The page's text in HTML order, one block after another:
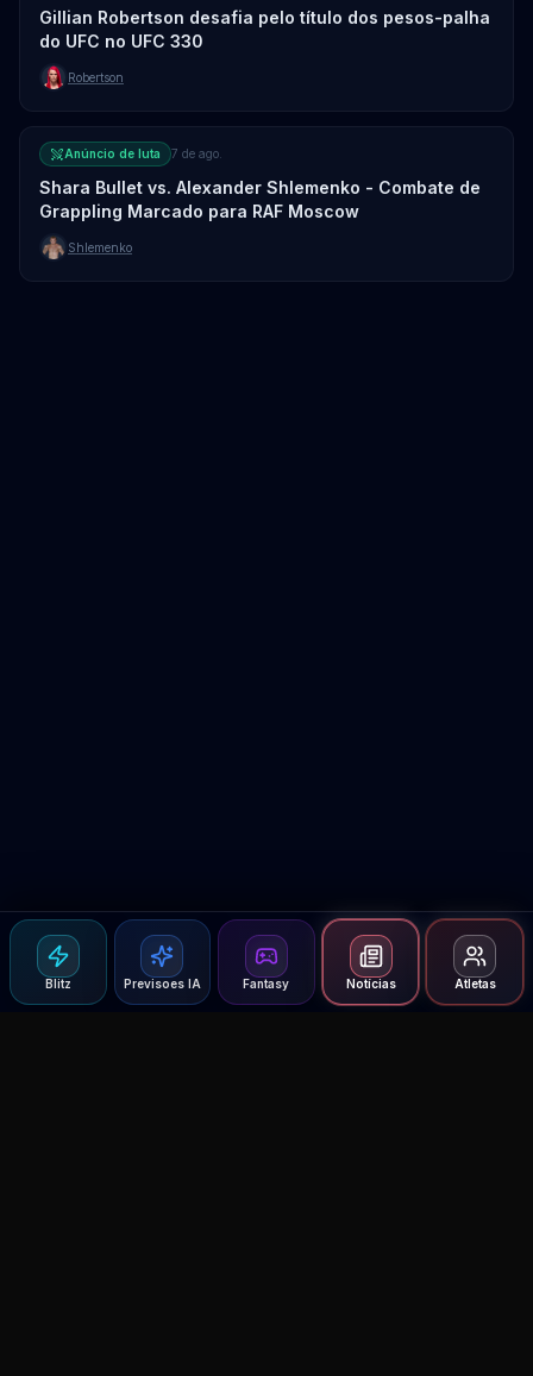
Blitz Previsoes IA Fantasy Notícias Atletas
Gillian Robertson desafia pelo título dos pesos-palha
do UFC no UFC 330
Robertson
Anúncio de luta 7 de ago.
Shara Bullet vs. Alexander Shlemenko - Combate de
Grappling Marcado para RAF Moscow
Shlemenko